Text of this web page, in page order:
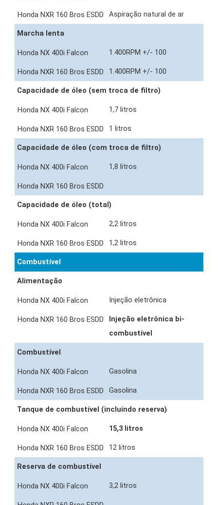
Aspiração natural de ar
Marcha lenta
1.400RPM +/- 100
1.400RPM +/- 100
Capacidade de óleo (sem troca de filtro)
1,7 litros
1 litros
Capacidade de óleo (com troca de filtro)
1,8 litros
Capacidade de óleo (total)
2,2 litros
1,2 litros
Combustível
Alimentação
Injeção eletrônica
Injeção eletrônica bi-
combustível
Combustível
Gasolina
Gasolina
Tanque de combustível (incluíndo reserva)
15,3 litros
12 litros
Reserva de combustível
3,2 litros